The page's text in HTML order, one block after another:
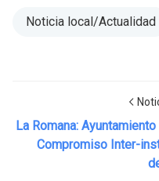
Noticia local/Actualidad
La Romana:
Compromiso Inter-